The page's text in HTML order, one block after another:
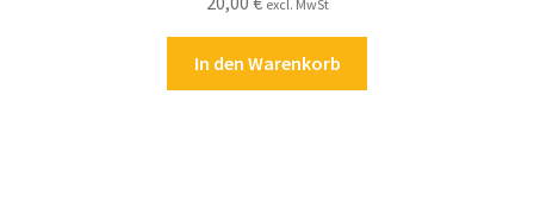
excl. MwSt
In den Warenkorb